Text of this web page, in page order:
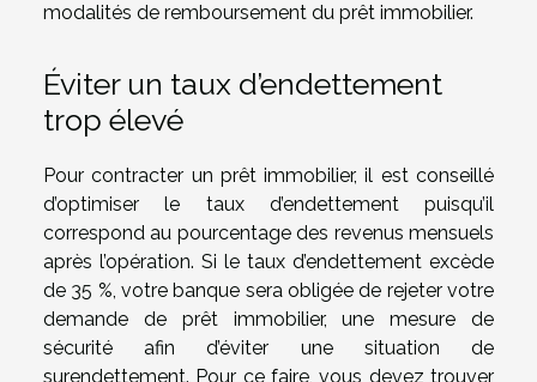
modalités de remboursement du prêt immobilier.
Éviter un taux d’endettement
trop élevé
Pour contracter un prêt immobilier, il est conseillé
d’optimiser le taux d’endettement puisqu’il
correspond au pourcentage des revenus mensuels
après l’opération. Si le taux d’endettement excède
de 35 %, votre banque sera obligée de rejeter votre
demande de prêt immobilier, une mesure de
sécurité afin d’éviter une situation de
surendettement. Pour ce faire, vous devez trouver